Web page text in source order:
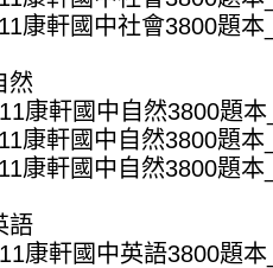
康軒國中社會3800題本
然
康軒國中自然3800題
康軒國中自然3800題本
康軒國中自然3800題本
語
康軒國中英語3800題